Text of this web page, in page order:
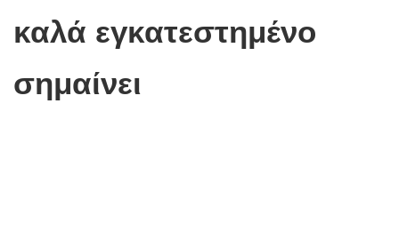
καλά εγκατεστημένο
σημαίνει